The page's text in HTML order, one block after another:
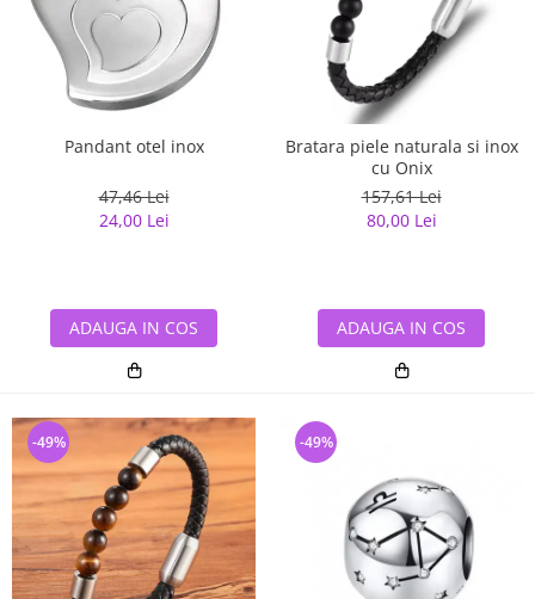
Pandant otel inox
47,46 Lei
24,00 Lei
ADAUGA IN COS
Bratara piele naturala si inox
cu Onix
157,61 Lei
80,00 Lei
ADAUGA IN COS
-49% -49%